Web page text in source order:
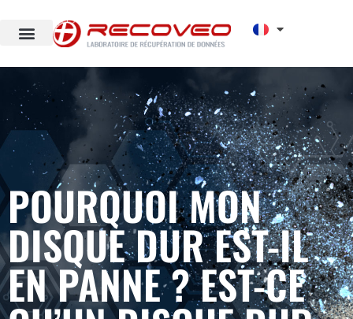
POURQUOI MON
DISQUE DUR EST-IL
EN PANNE ? EST-CE